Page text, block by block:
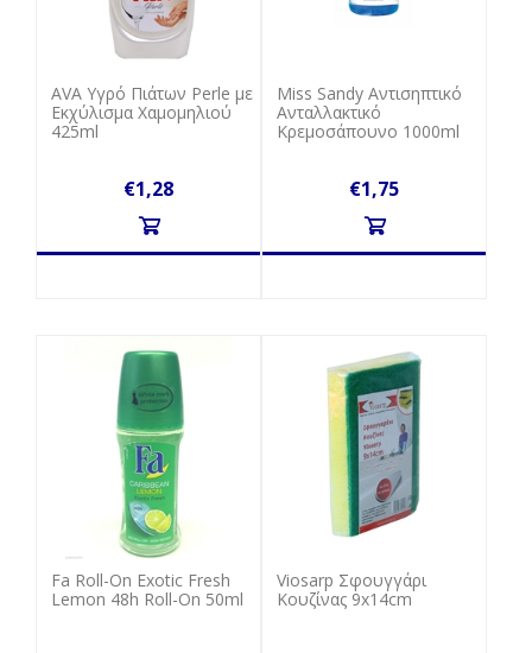
AVA Υγρό Πιάτων Perle με
Εκχύλισμα Χαμομηλιού
425ml
€1,28
Miss Sandy Αντισηπτικό
Aνταλλακτικό
Κρεμοσάπουνο 1000ml
€1,75
Fa Roll-On Exotic Fresh
Lemon 48h Roll-On 50ml
Viosarp Σφουγγάρι
Κουζίνας 9x14cm